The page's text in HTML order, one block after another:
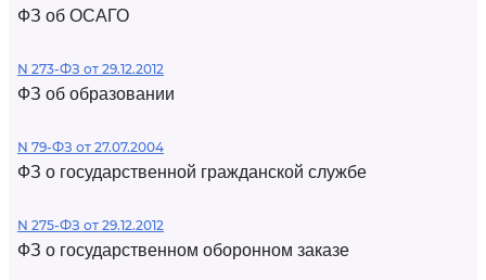
ФЗ об ОСАГО
N 273-ФЗ от 29.12.2012
ФЗ об образовании
N 79-ФЗ от 27.07.2004
ФЗ о государственной гражданской службе
N 275-ФЗ от 29.12.2012
ФЗ о государственном оборонном заказе